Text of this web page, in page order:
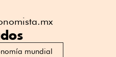
mundial